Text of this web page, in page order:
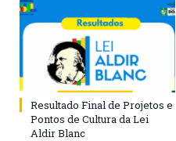
Resultado Final de Projetos e
Pontos de Cultura da Lei
Aldir Blanc